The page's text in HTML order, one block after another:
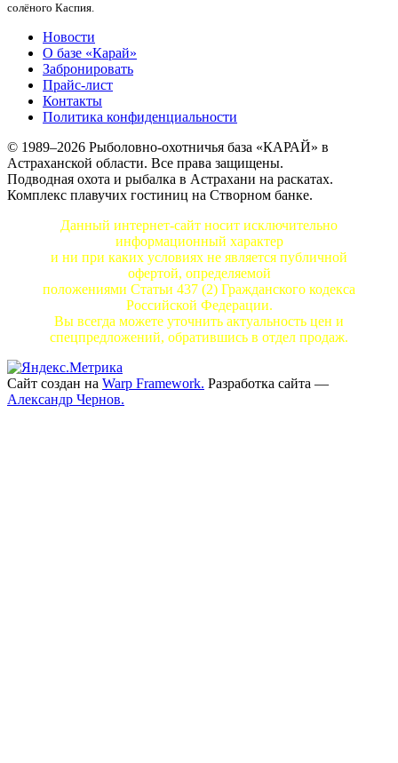
солёного Каспия.
Новости
О базе «Карай»
Забронировать
Прайс-лист
Контакты
Политика конфиденциальности
© 1989–2026 Рыболовно-охотничья база «КАРАЙ» в
Астраханской области. Все права защищены.
Подводная охота и рыбалка в Астрахани на раскатах.
Комплекс плавучих гостиниц на Створном банке.
Данный интернет-сайт носит исключительно
информационный характер
и ни при каких условиях не является публичной
офертой, определяемой
положениями Статьи 437 (2) Гражданского кодекса
Российской Федерации.
Вы всегда можете уточнить актуальность цен и
спецпредложений, обратившись в отдел продаж.
Сайт создан на Warp Framework. Разработка сайта —
Александр Чернов.